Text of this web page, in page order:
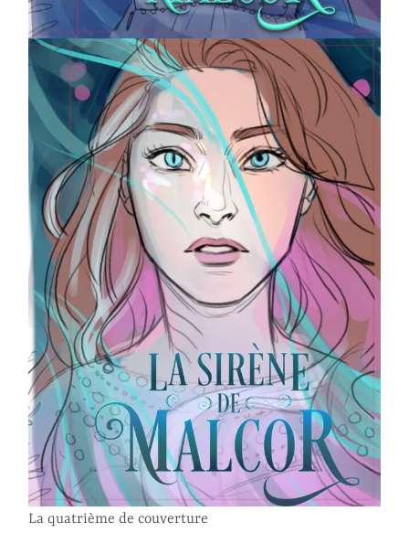
La quatrième de couverture